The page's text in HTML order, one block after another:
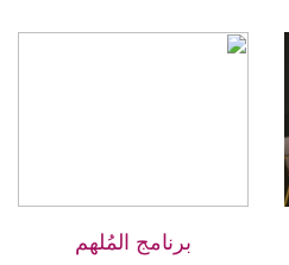
برنامج المُلهم